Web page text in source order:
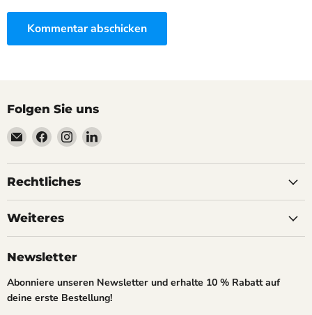
Kommentar abschicken
Folgen Sie uns
Email
AnoKath
Finden
Sie
uns
auf
Finden
Sie
uns
auf
Finden
uns
Rechtliches
Weiteres
Newsletter
Abonniere unseren Newsletter und erhalte 10 % Rabatt auf
deine erste Bestellung!